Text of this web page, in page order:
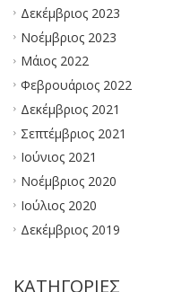
Δεκέμβριος 2023
Νοέμβριος 2023
Μάιος 2022
Φεβρουάριος 2022
Δεκέμβριος 2021
Σεπτέμβριος 2021
Ιούνιος 2021
Νοέμβριος 2020
Ιούλιος 2020
Δεκέμβριος 2019
KΑΤΗΓΟΡΊΕΣ